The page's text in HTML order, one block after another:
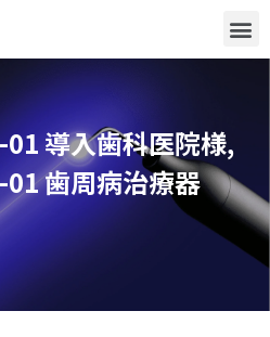
導入歯科医院様,
歯周病治療器